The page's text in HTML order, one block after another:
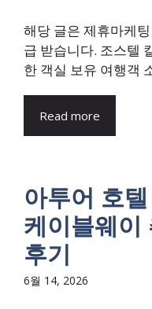
해당 글은 제휴마케
급 받습니다. 조스텔
한 객실 보유 여행객
Read more
아투어 호
케이블웨이
후기
6월 14, 2026